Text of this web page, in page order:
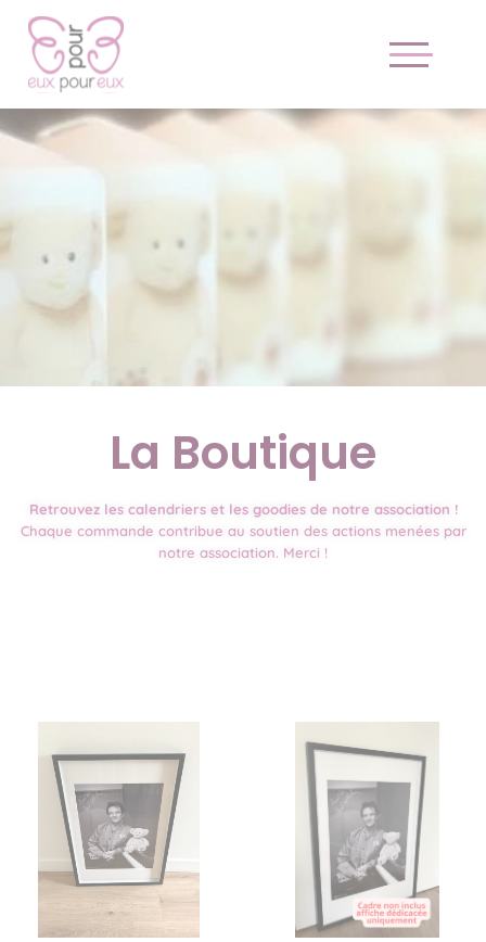
La Boutique
Retrouvez les calendriers et les goodies de notre association !
Chaque commande contribue au soutien des actions menées par
notre association. Merci !